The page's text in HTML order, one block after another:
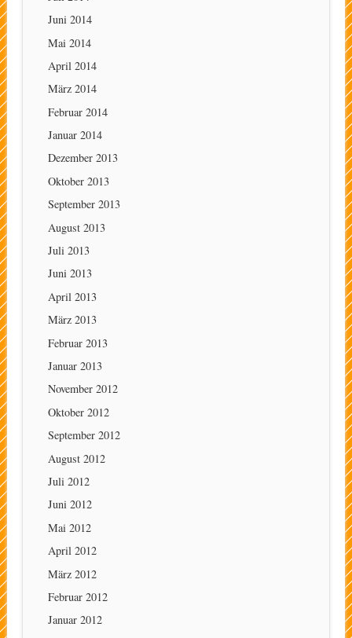
Juni 2014
Mai 2014
April 2014
März 2014
Februar 2014
Januar 2014
Dezember 2013
Oktober 2013
September 2013
August 2013
Juli 2013
Juni 2013
April 2013
März 2013
Februar 2013
Januar 2013
November 2012
Oktober 2012
September 2012
August 2012
Juli 2012
Juni 2012
Mai 2012
April 2012
März 2012
Februar 2012
Januar 2012